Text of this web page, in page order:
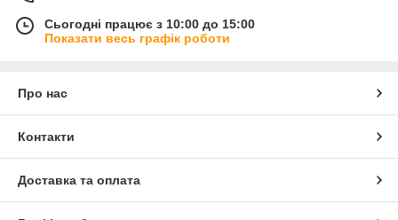
Сьогодні працює з 10:00 до 15:00
Показати весь графік роботи
Про нас
Контакти
Доставка та оплата